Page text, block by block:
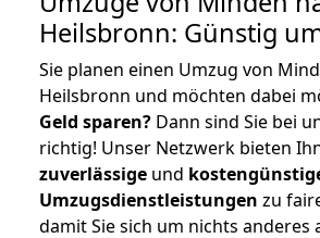
Heilsbronn: Günstig
Sie planen einen Umzug von
Heilsbronn und möchten dabei
Geld sparen? Dann sind Sie bei
richtig! Unser Netzwerk bieten
zuverlässige und
Umzugsdienstleistungen zu
damit Sie sich um nichts anderes